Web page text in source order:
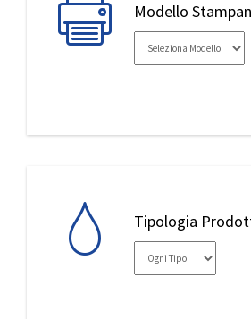
Modello
Tipologia